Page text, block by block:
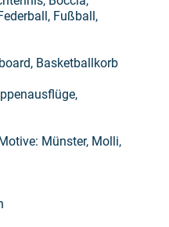
Fußball,
Basketballkorb
Münster, Molli,